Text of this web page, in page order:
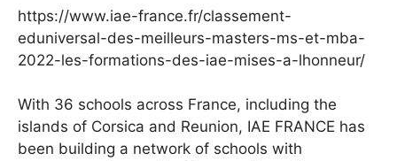
https://www.iae-france.fr/classement-
eduniversal-des-meilleurs-masters-ms-et-mba-
2022-les-formations-des-iae-mises-a-lhonneur/
With 36 schools across France, including the
islands of Corsica and Reunion, IAE FRANCE has
been building a network of schools with